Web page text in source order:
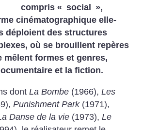
compris « social
»,
cinématographique elle-
déploient des structures
où se brouillent repères
mêlent formes et genres,
et la fiction.
dontLa Bombe (1966),Les
Punishment Park(1971),
Danse de la vie (1973),Le